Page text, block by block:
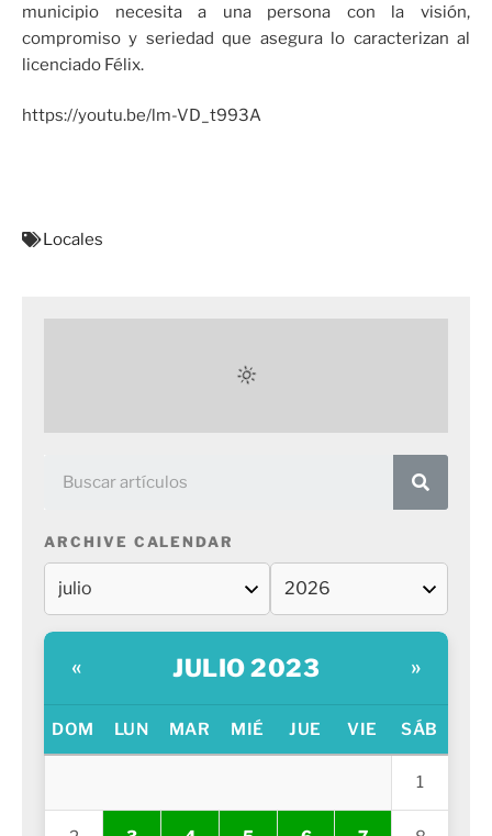
municipio necesita a una persona con la visión,
compromiso y seriedad que asegura lo caracterizan al
licenciado Félix.
https://youtu.be/lm-VD_t993A
Locales
ARCHIVE CALENDAR
« JULIO 2023 »
DOM LUN MAR MIÉ JUE VIE SÁB
1